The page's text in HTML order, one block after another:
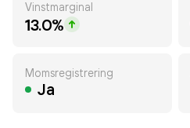
Vinstmarginal
13.0%
Momsregistrering
Ja